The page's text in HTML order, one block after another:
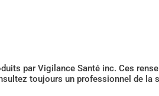
par Vigilance Santé inc. Ces
toujours un professionnel de